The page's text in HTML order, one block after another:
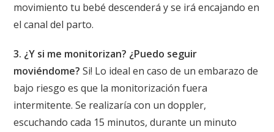
movimiento tu bebé descenderá y se irá encajando en
el canal del parto.
3. ¿Y si me monitorizan? ¿Puedo seguir
moviéndome?Si! Lo ideal en caso de un embarazo de
bajo riesgo es que la monitorización fuera
intermitente. Se realizaría con un doppler,
escuchando cada 15 minutos, durante un minuto